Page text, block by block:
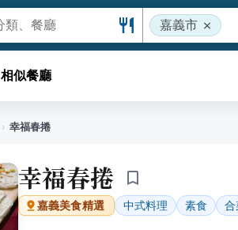
嘉義市
相似餐廳
› 幸福春捲
幸福春捲
嘉義美食精選 中式料理 素食 合